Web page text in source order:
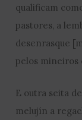
qualificam
pastores, a
desenrasque
pelos mineiros
E outra seita
melujín a